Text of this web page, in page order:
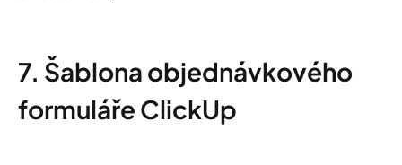
7. Šablona objednávkového
formuláře ClickUp